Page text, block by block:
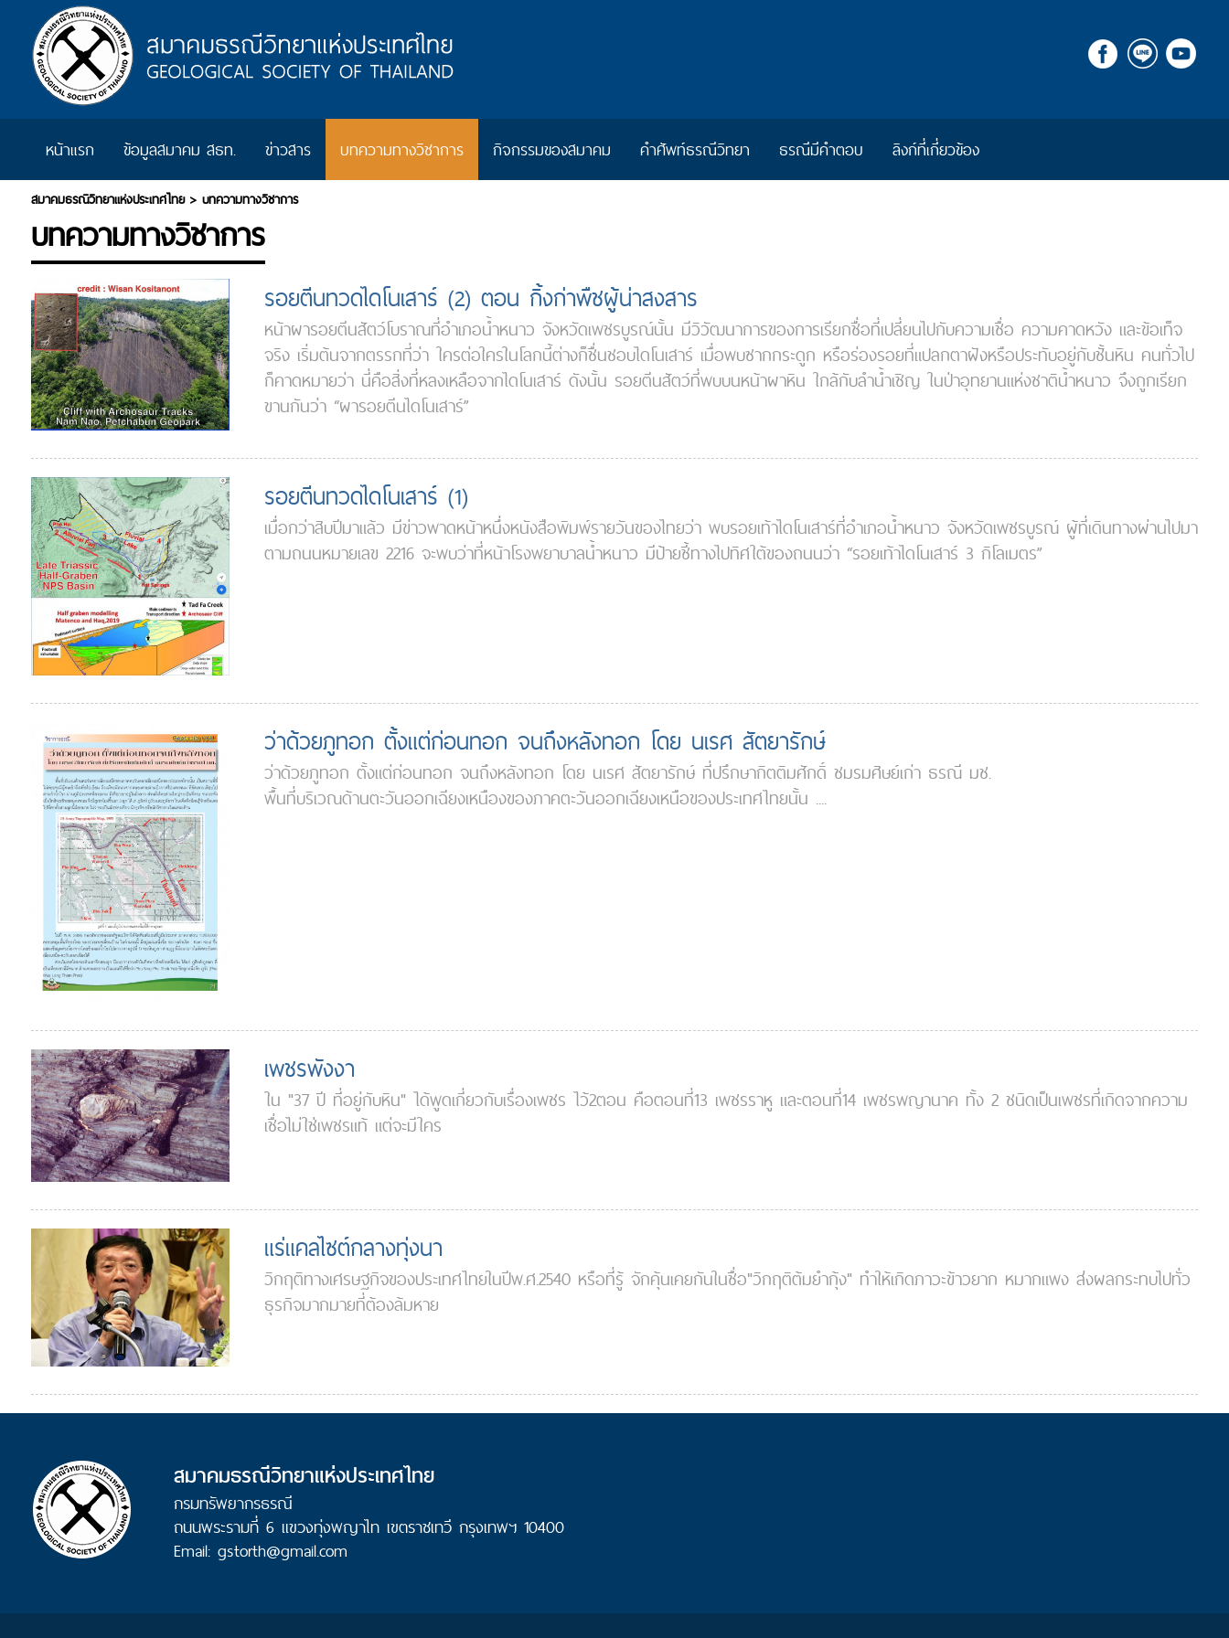
หน้าแรก ข้อมูลสมาคม สธท. ข่าวสาร บทความทางวิชาการ กิจกรรมของสมาคม คำศัพท์ธรณีวิทยา ธรณีมีคำตอบ ลิงก์ที่เกี่ยวข้อง
สมาคมธรณีวิทยาแห่งประเทศไทย> บทความทางวิชาการ
บทความทางวิชาการ
รอยตีนทวดไดโนเสาร์ (2) ตอน กิ้งก่าพืชผู้น่าสงสาร
หน้าผารอยตีนสัตว์โบราณที่อำเภอน้ำหนาว จังหวัดเพชรบูรณ์นั้น มีวิวัฒนาการของการเรียกชื่อที่เปลี่ยนไปกับความเชื่อ ความคาดหวัง และข้อเท็จ
จริง เริ่มต้นจากตรรกที่ว่า ใครต่อใครในโลกนี้ต่างก็ชื่นชอบไดโนเสาร์ เมื่อพบซากกระดูก หรือร่องรอยที่แปลกตาฝังหรือประทับอยู่กับชั้นหิน คนทั่วไป
ก็คาดหมายว่า นี่คือสิ่งที่หลงเหลือจากไดโนเสาร์ ดังนั้น รอยตีนสัตว์ที่พบบนหน้าผาหิน ใกล้กับลำน้ำเชิญ ในป่าอุทยานแห่งชาติน้ำหนาว จึงถูกเรียก
ขานกันว่า “ผารอยตีนไดโนเสาร์”
รอยตีนทวดไดโนเสาร์ (1)
เมื่อกว่าสิบปีมาแล้ว มีข่าวพาดหน้าหนึ่งหนังสือพิมพ์รายวันของไทยว่า พบรอยเท้าไดโนเสาร์ที่อำเภอน้ำหนาว จังหวัดเพชรบูรณ์ ผู้ที่เดินทางผ่านไปมา
ตามถนนหมายเลข 2216 จะพบว่าที่หน้าโรงพยาบาลน้ำหนาว มีป้ายชี้ทางไปทิศใต้ของถนนว่า “รอยเท้าไดโนเสาร์ 3 กิโลเมตร”
ว่าด้วยภูทอก ตั้งแต่ก่อนทอก จนถึงหลังทอก โดย นเรศ สัตยารักษ์
ว่าด้วยภูทอก ตั้งแต่ก่อนทอก จนถึงหลังทอก โดย นเรศ สัตยารักษ์ ที่ปรึกษากิตติมศักดิ์ ชมรมศิษย์เก่า ธรณี มช.
พื้นที่บริเวณด้านตะวันออกเฉียงเหนืองของภาคตะวันออกเฉียงเหนือของประเทศไทยนั้น ....
เพชรพังงา
ใน "37 ปี ที่อยู่กับหิน" ได้พูดเกี่ยวกับเรื่องเพชร ไว้2ตอน คือตอนที่13 เพชรราหู และตอนที่14 เพชรพญานาค ทั้ง 2 ชนิดเป็นเพชรที่เกิดจากความ
เชื่อไม่ใช่เพชรแท้ แต่จะมีใคร
แร่แคลไซต์กลางทุ่งนา
วิกฤติทางเศรษฐกิจของประเทศไทยในปีพ.ศ.2540 หรือที่รู้ จักคุ้นเคยกันในชื่อ"วิกฤติต้มยำกุ้ง" ทำให้เกิดภาวะข้าวยาก หมากแพง ส่งผลกระทบไปทั่ว
ธุรกิจมากมายที่ต้องล้มหาย
สมาคมธรณีวิทยาแห่งประเทศไทย
กรมทรัพยากรธรณี
ถนนพระรามที่ 6 แขวงทุ่งพญาไท เขตราชเทวี กรุงเทพฯ 10400
Email: gstorth@gmail.com